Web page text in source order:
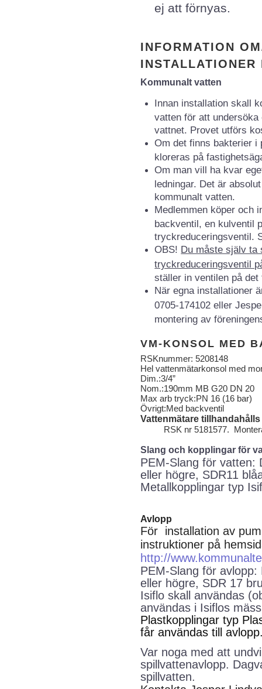
ej att förnyas.
INFORMATION
INSTALLATIONER
Kommunalt vatten
Innan installation skall
vatten för att
vattnet. Provet utförs
Om det finns bakterier i
kloreras på
Om man vill ha kvar
ledningar. Det är
kommunalt vatten.
Medlemmen köper och
backventil, en kulventil
tryckreduceringsventil.
OBS! Du måste själv ta
tryckreduceringsventil
ställer in ventilen på
När egna installationer
0705-174102 eller
montering av
VM-KONSOL MED
RSKnummer: 5208148
Hel vattenmätarkonsol med
Dim.:3/4”
Nom.:190mm MB G20 DN 20
Max arb tryck:PN 16 (16 bar)
Övrigt:Med backventil
Vattenmätare
RSK nr 5181577.
Slang och kopplingar för
PEM-Slang för vatten:
eller högre, SDR11
Metallkopplingar typ
Avlopp
För installation av
instruktioner på
http://
PEM-Slang för
eller högre, SDR 17
Isiflo skall användas
användas i Isiflos
Plastkopplingar typ
får användas till
Var noga med att
spillvattenavlopp.
spillvatten.